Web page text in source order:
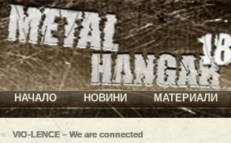
НАЧАЛО НОВИНИ МАТЕРИАЛИ
« VIO-LENCE – We are connected